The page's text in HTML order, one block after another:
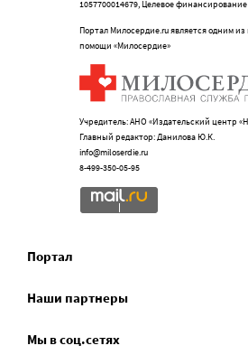
1057700014679, Целевое финансирование
Портал Милосердие.ru является одним
помощи «Милосердие»
Учредитель: АНО «Издательский центр
Главный редактор: Данилова Ю.К.
info@miloserdie.ru
8-499-350-05-95
Портал
Наши партнеры
Мы в соц.сетях